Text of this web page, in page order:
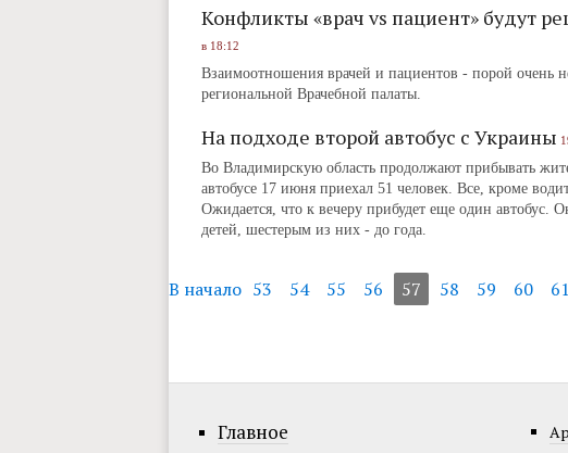
Конфликты «врач vs пациент» будут
в 18:12
Взаимоотношения врачей и пациентов - порой очень
региональной Врачебной палаты.
На подходе второй автобус с Украины
Во Владимирскую область продолжают прибывать
автобусе 17 июня приехал 51 человек. Все, кроме
Ожидается, что к вечеру прибудет еще один автобус.
детей, шестерым из них ‑ до года.
В начало 53 54 55 56 57 58 59 60 61
Главное